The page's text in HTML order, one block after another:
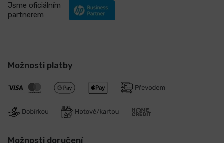
Jsme oficiálním
partnerem
Možnosti platby
Možnosti doručení